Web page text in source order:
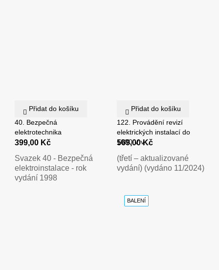
Přidat do košíku
40. Bezpečná
elektrotechnika
399,00 Kč
Svazek 40 - Bezpečná
elektroinstalace - rok
vydání 1998
Přidat do košíku
122. Provádění revizí
elektrických instalací do
1000 V v...
569,00 Kč
(třetí – aktualizované
vydání) (vydáno 11/2024)
BALENÍ